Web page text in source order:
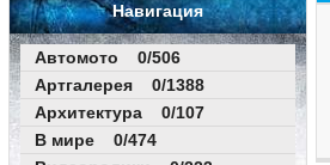
Навигация
Автомото 0/506
Артгалерея 0/1388
Архитектура 0/107
В мире 0/474